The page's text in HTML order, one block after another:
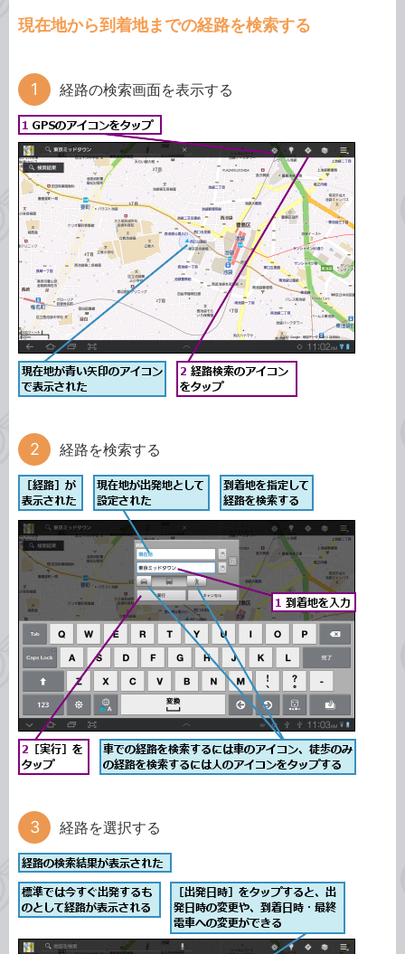
現在地から到着地までの経路を検索する
経路の検索画面を表示する
経路を検索する
経路を選択する